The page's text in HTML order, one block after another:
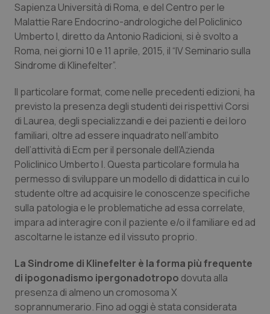
Calabria
Campania
Friuli Venezia Giulia
Lazio
Liguria
Lombardia
Marche
Molise
Piemonte
Asma & BPCO
Car-T
Dermatite Atopica
Diabete & glucometri
Disturbi dell’umore
Dolore
Donna & Salute
Epatiti
HIV
Sapienza Università di Roma, e del Centro per le
Malattie Rare Endocrino-andrologiche del Policlinico
Umberto I, diretto da Antonio Radicioni, si è svolto a
Roma, nei giorni 10 e 11 aprile, 2015, il “IV Seminario sulla
Sindrome di Klinefelter”.
Il particolare format, come nelle precedenti edizioni, ha
previsto la presenza degli studenti dei rispettivi Corsi
di Laurea, degli specializzandi e dei pazienti e dei loro
familiari, oltre ad essere inquadrato nell’ambito
dell’attività di Ecm per il personale dell’Azienda
Policlinico Umberto I. Questa particolare formula ha
permesso di sviluppare un modello di didattica in cui lo
studente oltre ad acquisire le conoscenze specifiche
sulla patologia e le problematiche ad essa correlate,
impara ad interagire con il paziente e/o il familiare ed ad
ascoltarne le istanze ed il vissuto proprio.
La Sindrome di Klinefelter è la forma più frequente
di ipogonadismo ipergonadotropo dovuta alla
presenza di almeno un cromosoma X
soprannumerario. Fino ad oggi è stata considerata